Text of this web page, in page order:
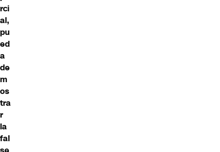
rci
al,
pu
ed
a
de
m
os
tra
r
la
fal